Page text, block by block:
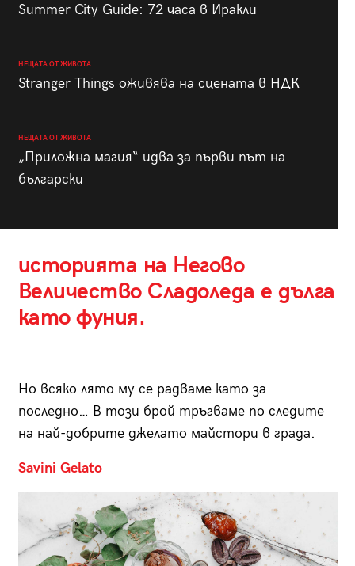
Summer City Guide: 72 часа в Иракли
НЕЩАТА ОТ ЖИВОТА
Stranger Things оживява на сцената в НДК
НЕЩАТА ОТ ЖИВОТА
„Приложна магия“ идва за първи път на
български
историята на Негово
Величество Сладоледа е дълга
като фуния.
Но всяко лято му се радваме като за
последно… В този брой тръгваме по следите
на най-добрите джелато майстори в града.
Savini Gelato